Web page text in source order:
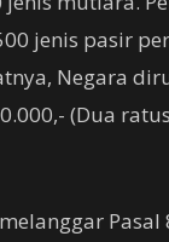
jenis pasir
Negara
(Dua
Pasal